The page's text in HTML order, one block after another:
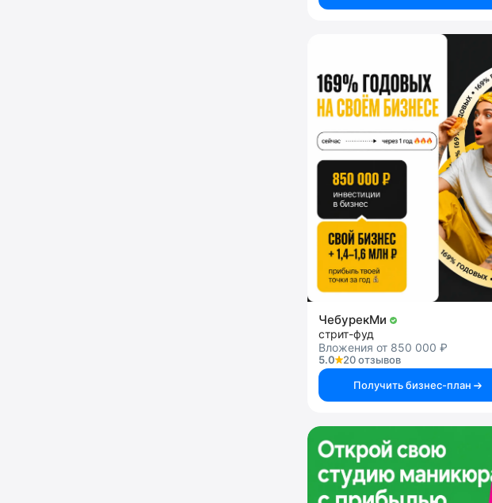
ЧебурекМи
стрит-фуд
Вложения от 850 000 ₽
5.0
20 отзывов
Получить бизнес-план